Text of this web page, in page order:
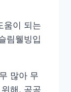
움이 되는
림웰빙입
많아 무
해, 공공